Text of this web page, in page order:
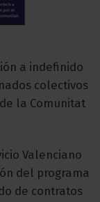
a indefinido
colectivos
la Comunitat
Valenciano
del programa
de contratos